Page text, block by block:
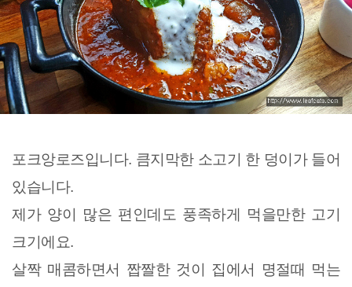
포크앙로즈입니다. 큼지막한 소고기 한 덩이가 들어
있습니다.
제가 양이 많은 편인데도 풍족하게 먹을만한 고기
크기에요.
살짝 매콤하면서 짭짤한 것이 집에서 명절때 먹는